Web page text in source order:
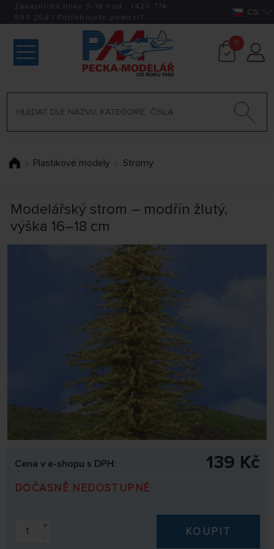
Zákaznická linka 9-18 hod.: +420 774
590 258 | Potřebujete pomoci? CS
0
Plastikové modely Stromy
Modelářský strom – modřín žlutý,
výška 16–18 cm
Cena v e-shopu s DPH: 139 Kč
DOČASNĚ NEDOSTUPNÉ
+
-
KOUPIT